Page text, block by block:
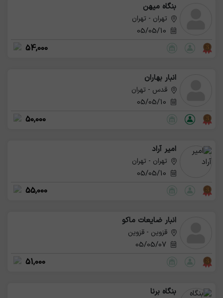
بنگاه میهن
تهران - تهران
54,000
انبار بهاران
قدس - تهران
50,000
امیر آراد
تهران - تهران
55,000
انبار ضایعات ماکو
قزوین - قزوین
05/05/07
51,000
بنگاه برنا